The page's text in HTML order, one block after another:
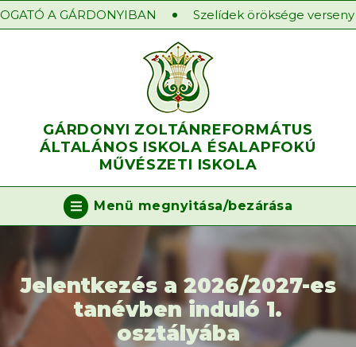
A GÁRDONYIBAN Szelídek öröksége verseny
GÁRDONYI ZOLTÁNREFORMÁTUS
ÁLTALÁNOS ISKOLA ÉSALAPFOKÚ
MŰVÉSZETI ISKOLA
Menü megnyitása/bezárása
Jelentkezés a 2026/2027-es
tanévben induló 1.
osztályába